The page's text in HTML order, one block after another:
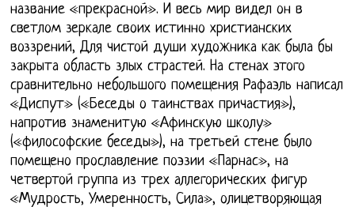
название «прекрасной». И весь мир видел он в
светлом зеркале своих истинно христианских
воззрений, Для чистой души художника как была бы
закрыта область злых страстей. На стенах этого
сравнительно небольшого помещения Рафаэль написал
«Диспут» («Беседы о таинствах причастия»),
напротив знаменитую «Афинскую школу»
(«философские беседы»), на третьей стене было
помещено прославление поэзии «Парнас», на
четвертой группа из трех аллегорических фигур
«Мудрость, Умеренность, Сила», олицетворяющая